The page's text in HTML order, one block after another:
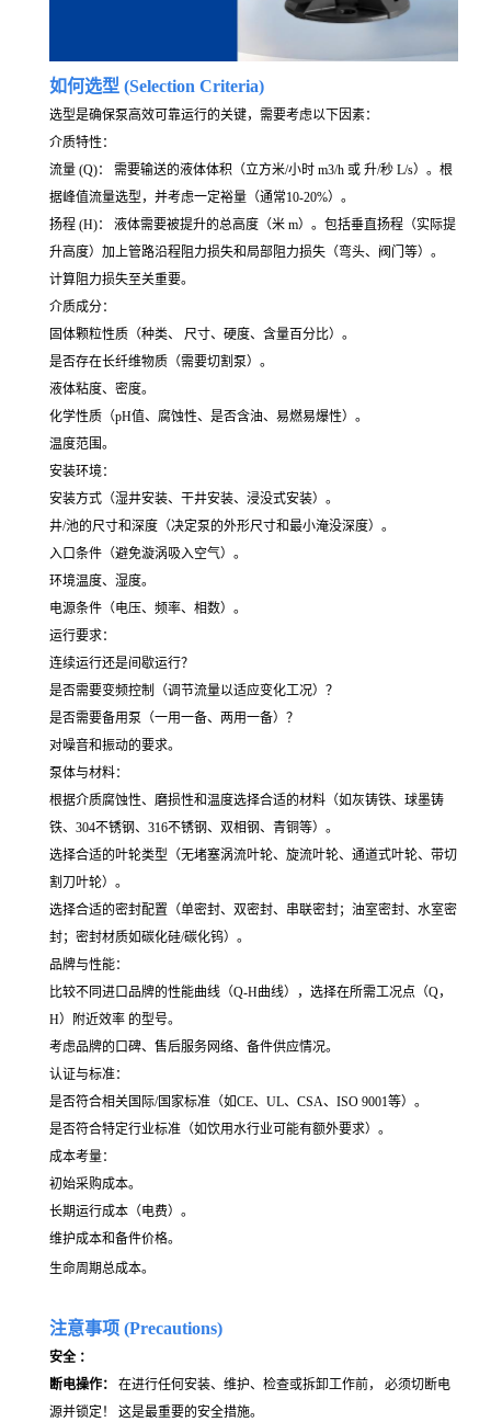
如何选型 (Selection Criteria)
选型是确保泵高效可靠运行的关键，需要考虑以下因素：
介质特性：
流量 (Q)： 需要输送的液体体积（立方米/小时 m3/h 或 升/秒 L/s）。根
据峰值流量选型，并考虑一定裕量（通常10-20%）。
扬程 (H)： 液体需要被提升的总高度（米 m）。包括垂直扬程（实际提
升高度）加上管路沿程阻力损失和局部阻力损失（弯头、阀门等）。
计算阻力损失至关重要。
介质成分：
固体颗粒性质（种类、 尺寸、硬度、含量百分比）。
是否存在长纤维物质（需要切割泵）。
液体粘度、密度。
化学性质（pH值、腐蚀性、是否含油、易燃易爆性）。
温度范围。
安装环境：
安装方式（湿井安装、干井安装、浸没式安装）。
井/池的尺寸和深度（决定泵的外形尺寸和最小淹没深度）。
入口条件（避免漩涡吸入空气）。
环境温度、湿度。
电源条件（电压、频率、相数）。
运行要求：
连续运行还是间歇运行？
是否需要变频控制（调节流量以适应变化工况）？
是否需要备用泵（一用一备、两用一备）？
对噪音和振动的要求。
泵体与材料：
根据介质腐蚀性、磨损性和温度选择合适的材料（如灰铸铁、球墨铸
铁、304不锈钢、316不锈钢、双相钢、青铜等）。
选择合适的叶轮类型（无堵塞涡流叶轮、旋流叶轮、通道式叶轮、带切
割刀叶轮）。
选择合适的密封配置（单密封、双密封、串联密封；油室密封、水室密
封；密封材质如碳化硅/碳化钨）。
品牌与性能：
比较不同进口品牌的性能曲线（Q-H曲线），选择在所需工况点（Q，
H）附近效率 的型号。
考虑品牌的口碑、售后服务网络、备件供应情况。
认证与标准：
是否符合相关国际/国家标准（如CE、UL、CSA、ISO 9001等）。
是否符合特定行业标准（如饮用水行业可能有额外要求）。
成本考量：
初始采购成本。
长期运行成本（电费）。
维护成本和备件价格。
生命周期总成本。
注意事项 (Precautions)
安全 ：
断电操作： 在进行任何安装、维护、检查或拆卸工作前， 必须切断电
源并锁定！ 这是最重要的安全措施。